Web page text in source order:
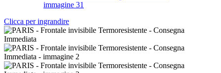
Clicca per ingrandire